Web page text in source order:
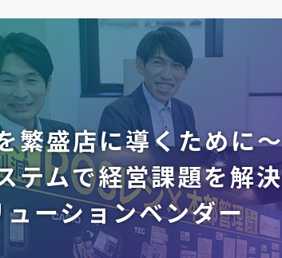
繁盛店に導くために
テムで経営課題を解
ーションベンダー